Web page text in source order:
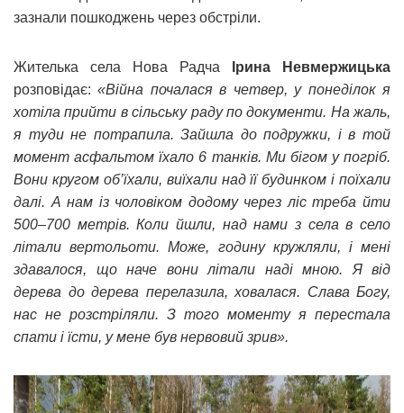
зазнали пошкоджень через обстріли.
Жителька села Нова Радча
Ірина Невмержицька
розповідає: «Війна почалася в четвер, у понеділок я
хотіла прийти в сільську раду по документи. На жаль,
я туди не потрапила. Зайшла до подружки, і в той
момент асфальтом їхало 6 танків. Ми бігом у погріб.
Вони кругом об’їхали, виїхали над її будинком і поїхали
далі. А нам із чоловіком додому через ліс треба йти
500–700 метрів. Коли йшли, над нами з села в село
літали вертольоти. Може, годину кружляли, і мені
здавалося, що наче вони літали наді мною. Я від
дерева до дерева перелазила, ховалася. Слава Богу,
нас не розстріляли. З того моменту я перестала
спати і їсти, у мене був нервовий зрив».